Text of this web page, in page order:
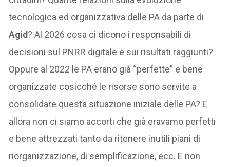
tecnologica ed organizzativa delle PA da parte di
Agid? Al 2026 cosa ci dicono i responsabili di
decisioni sul PNRR digitale e sui risultati raggiunti?
Oppure al 2022 le PA erano già “perfette” e bene
organizzate cosicché le risorse sono servite a
consolidare questa situazione iniziale delle PA? E
allora non ci siamo accorti che già eravamo perfetti
e bene attrezzati tanto da ritenere inutili piani di
riorganizzazione, di semplificazione, ecc. E non